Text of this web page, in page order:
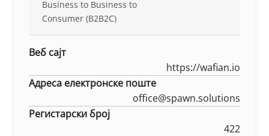
Business to Business to
Consumer (B2B2C)
Веб сајт
https://wafian.io
Адреса електронске поште
office@spawn.solutions
Регистарски број
422